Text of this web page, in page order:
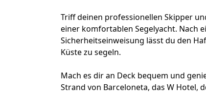
Triff deinen professionellen Skipper
einer komfortablen Segelyacht. Nach
Sicherheitseinweisung lässt du den
Küste zu segeln.
Mach es dir an Deck bequem und
Strand von Barceloneta, das W Hotel,